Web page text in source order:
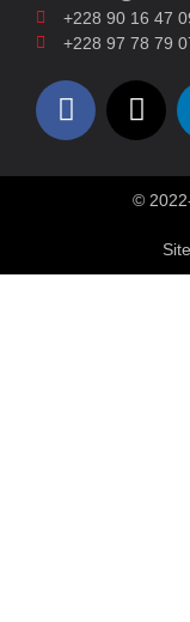
+228 90 16 47
+228 97 78 79
©